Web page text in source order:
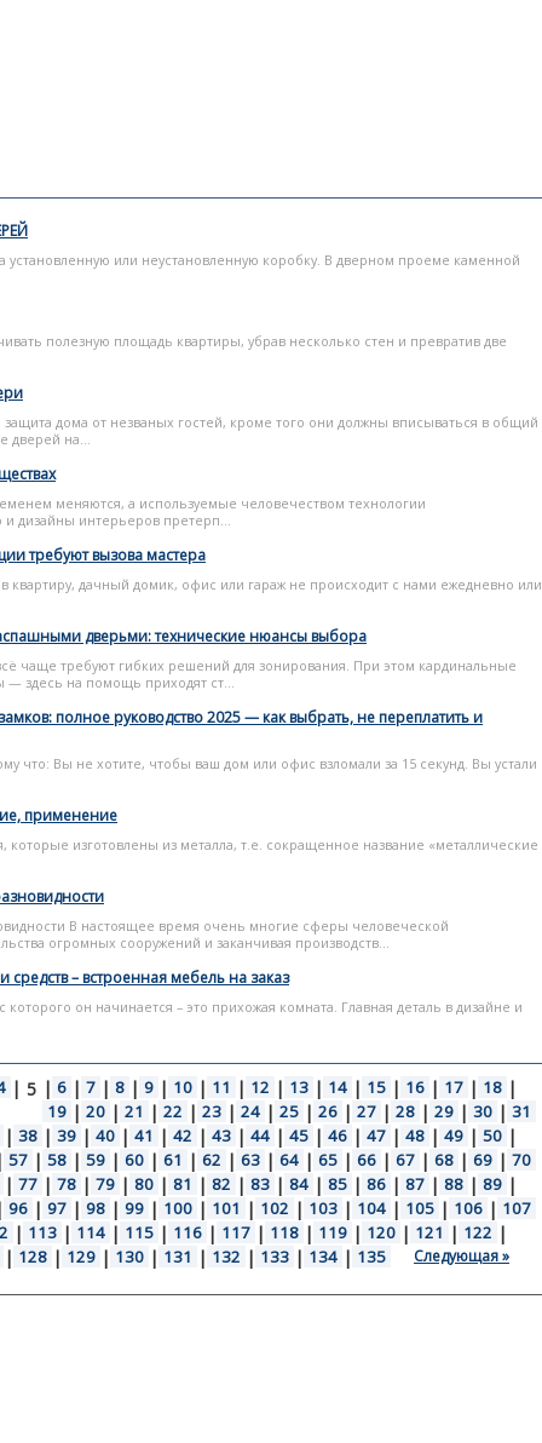
установленную или неустановленную коробку. В дверном проеме каменной
полезную площадь квартиры, убрав несколько стен и превратив две
дома от незваных гостей, кроме того они должны вписываться в общий
дверей на...
меняются, а используемые человечеством технологии
дизайны интерьеров претерп...
требуют вызова мастера
квартиру, дачный домик, офис или гараж не происходит с нами ежедневно или
дверьми: технические нюансы выбора
чаще требуют гибких решений для зонирования. При этом кардинальные
— здесь на помощь приходят ст...
полное руководство 2025 — как выбрать, не переплатить и
что: Вы не хотите, чтобы ваш дом или офис взломали за 15 секунд. Вы устали
применение
которые изготовлены из металла, т.е. сокращенное название «металлические
В настоящее время очень многие сферы человеческой
огромных сооружений и заканчивая производств...
– встроенная мебель на заказ
он начинается – это прихожая комната. Главная деталь в дизайне и
| 5 | 6 | 7 | 8 | 9 | 10 | 11 | 12 | 13 | 14 | 15 | 16 | 17 | 18 |
19 | 20 | 21 | 22 | 23 | 24 | 25 | 26 | 27 | 28 | 29 | 30 | 31
| 38 | 39 | 40 | 41 | 42 | 43 | 44 | 45 | 46 | 47 | 48 | 49 | 50 |
57 | 58 | 59 | 60 | 61 | 62 | 63 | 64 | 65 | 66 | 67 | 68 | 69 | 70
| 77 | 78 | 79 | 80 | 81 | 82 | 83 | 84 | 85 | 86 | 87 | 88 | 89 |
96 | 97 | 98 | 99 | 100 | 101 | 102 | 103 | 104 | 105 | 106 | 107
| 113 | 114 | 115 | 116 | 117 | 118 | 119 | 120 | 121 | 122 |
| 128 | 129 | 130 | 131 | 132 | 133 | 134 | 135 Следующая »